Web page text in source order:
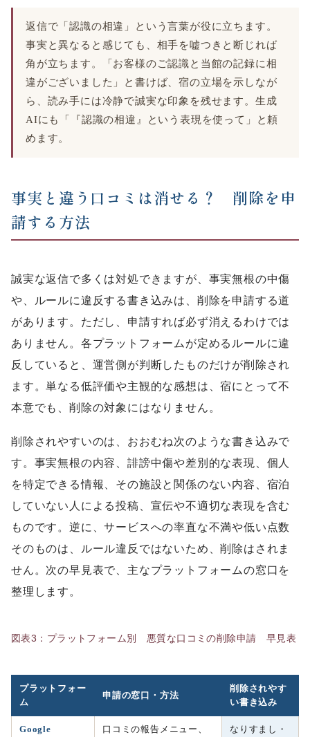
返信で「認識の相違」という言葉が役に立ちます。
事実と異なると感じても、相手を嘘つきと断じれば
角が立ちます。「お客様のご認識と当館の記録に相
違がございました」と書けば、宿の立場を示しなが
ら、読み手には冷静で誠実な印象を残せます。生成
AIにも「『認識の相違』という表現を使って」と頼
めます。
事実と違う口コミは消せる？ 削除を申
請する方法
誠実な返信で多くは対処できますが、事実無根の中傷
や、ルールに違反する書き込みは、削除を申請する道
があります。ただし、申請すれば必ず消えるわけでは
ありません。各プラットフォームが定めるルールに違
反していると、運営側が判断したものだけが削除され
ます。単なる低評価や主観的な感想は、宿にとって不
本意でも、削除の対象にはなりません。
削除されやすいのは、おおむね次のような書き込みで
す。事実無根の内容、誹謗中傷や差別的な表現、個人
を特定できる情報、その施設と関係のない内容、宿泊
していない人による投稿、宣伝や不適切な表現を含む
ものです。逆に、サービスへの率直な不満や低い点数
そのものは、ルール違反ではないため、削除はされま
せん。次の早見表で、主なプラットフォームの窓口を
整理します。
図表3：プラットフォーム別 悪質な口コミの削除申請 早見表
プラットフォー
ム
申請の窓口・方法
削除されやす
い書き込み
Google
口コミの報告メニュー、
なりすまし・